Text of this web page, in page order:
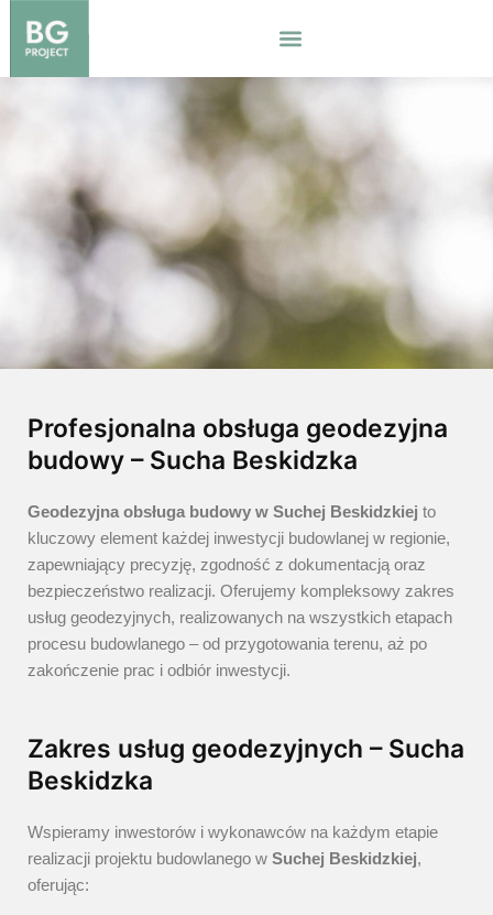
content
Profesjonalna obsługa geodezyjna
budowy – Sucha Beskidzka
Geodezyjna obsługa budowy w Suchej Beskidzkiej to
kluczowy element każdej inwestycji budowlanej w regionie,
zapewniający precyzję, zgodność z dokumentacją oraz
bezpieczeństwo realizacji. Oferujemy kompleksowy zakres
usług geodezyjnych, realizowanych na wszystkich etapach
procesu budowlanego – od przygotowania terenu, aż po
zakończenie prac i odbiór inwestycji.
Zakres usług geodezyjnych – Sucha
Beskidzka
Wspieramy inwestorów i wykonawców na każdym etapie
realizacji projektu budowlanego w Suchej Beskidzkiej,
oferując: